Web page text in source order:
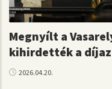
Megnyílt a
kihirdették a
2026.04.20.